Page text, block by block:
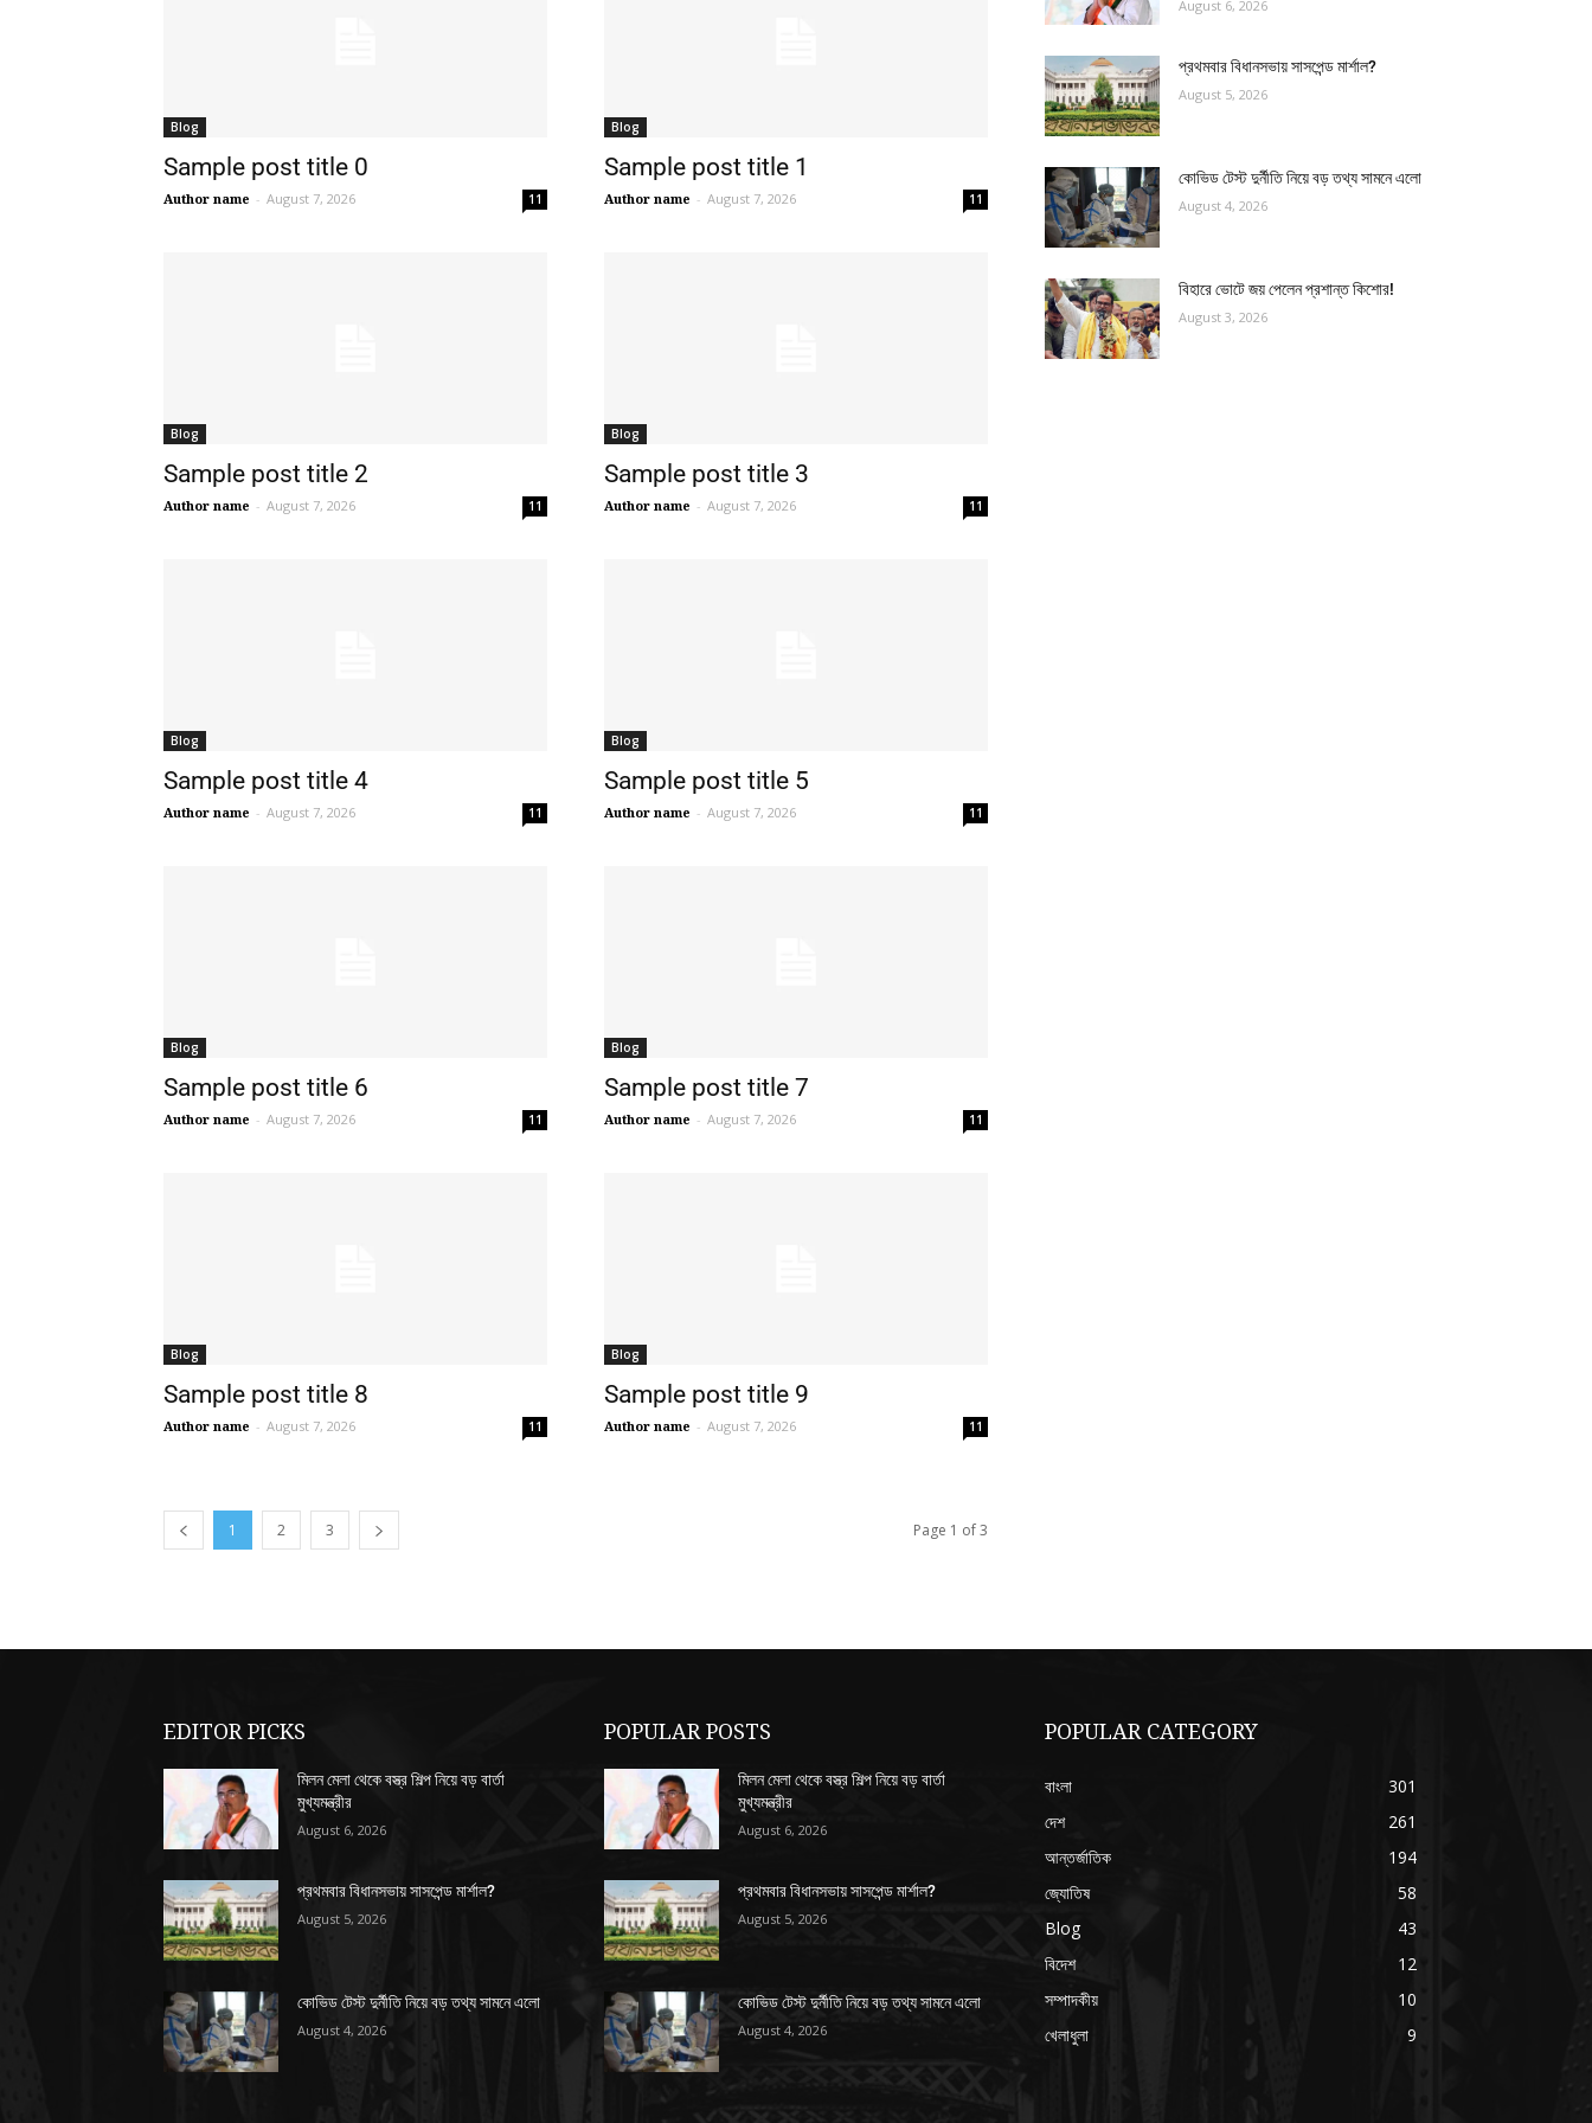
Blog
Sample post title 0
Author name - August 7, 2026 11
Blog
Sample post title 1
Author name - August 7, 2026 11
Blog
Sample post title 2
Author name - August 7, 2026 11
Blog
Sample post title 3
Author name - August 7, 2026 11
Blog
Sample post title 4
Author name - August 7, 2026 11
Blog
Sample post title 5
Author name - August 7, 2026 11
Blog
Sample post title 6
Author name - August 7, 2026 11
Blog
Sample post title 7
Author name - August 7, 2026 11
Blog
Sample post title 8
Author name - August 7, 2026 11
Blog
Sample post title 9
Author name - August 7, 2026 11
1 2 3 Page 1 of 3
August 6, 2026
প্রথমবার বিধানসভায় সাসপেন্ড মার্শাল?
August 5, 2026
কোভিড টেস্ট দুর্নীতি নিয়ে বড় তথ্য সামনে এলো
August 4, 2026
বিহারে ভোটে জয় পেলেন প্রশান্ত কিশোর!
August 3, 2026
EDITOR PICKS
মিলন মেলা থেকে বস্ত্র শিল্প নিয়ে বড় বার্তা
মুখ্যমন্ত্রীর
August 6, 2026
প্রথমবার বিধানসভায় সাসপেন্ড মার্শাল?
August 5, 2026
কোভিড টেস্ট দুর্নীতি নিয়ে বড় তথ্য সামনে এলো
August 4, 2026
POPULAR POSTS
মিলন মেলা থেকে বস্ত্র শিল্প নিয়ে বড় বার্তা
মুখ্যমন্ত্রীর
August 6, 2026
প্রথমবার বিধানসভায় সাসপেন্ড মার্শাল?
August 5, 2026
কোভিড টেস্ট দুর্নীতি নিয়ে বড় তথ্য সামনে এলো
August 4, 2026
POPULAR CATEGORY
বাংলা
301
দেশ
261
আন্তর্জাতিক
194
জ্যোতিষ
58
Blog
43
বিদেশ
12
সম্পাদকীয়
10
খেলাধুলা
9